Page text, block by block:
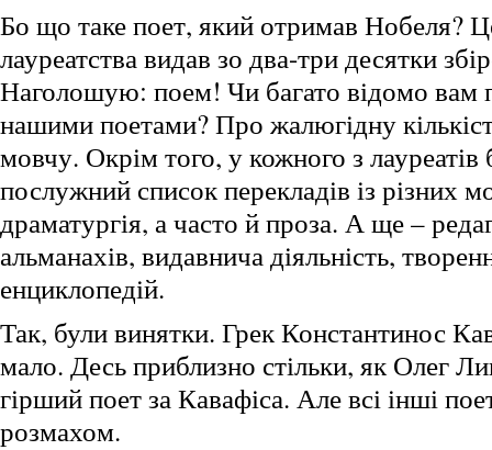
Бо що таке поет, який отримав Нобеля?
лауреатства видав зо два-три десятки
Наголошую: поем! Чи багато відомо вам
нашими поетами? Про жалюгідну
мовчу. Окрім того, у кожного з лауреатів
послужний список перекладів із різних
драматургія, а часто й проза. А ще –
альманахів, видавнича діяльність,
енциклопедій.
Так, були винятки. Грек Константинос
мало. Десь приблизно стільки, як Олег
гірший поет за Кавафіса. Але всі інші
розмахом.